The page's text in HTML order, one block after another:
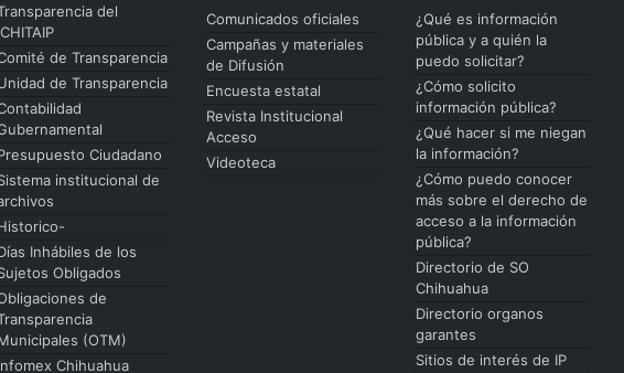
del
de Transparencia
de Transparencia
Ciudadano
institucional de
Inhábiles de los
Obligados
de
(OTM)
Chihuahua
Comunicados oficiales
Campañas y materiales
de Difusión
Encuesta estatal
Revista Institucional
Acceso
Videoteca
¿Qué es información
pública y a quién la
puedo solicitar?
¿Cómo solicito
información pública?
¿Qué hacer si me niegan
la información?
¿Cómo puedo conocer
más sobre el derecho de
acceso a la información
pública?
Directorio de SO
Chihuahua
Directorio organos
garantes
Sitios de interés de IP